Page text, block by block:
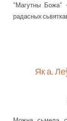
“Магутны Божа”
радасных
Як а.